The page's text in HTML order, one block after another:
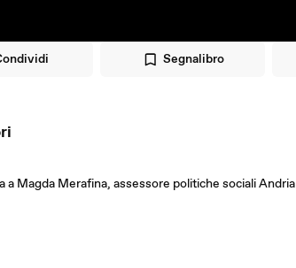
Segnalibro
Magda Merafina, assessore politiche sociali Andria